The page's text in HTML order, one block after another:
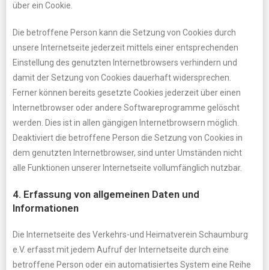
über ein Cookie.
Die betroffene Person kann die Setzung von Cookies durch
unsere Internetseite jederzeit mittels einer entsprechenden
Einstellung des genutzten Internetbrowsers verhindern und
damit der Setzung von Cookies dauerhaft widersprechen.
Ferner können bereits gesetzte Cookies jederzeit über einen
Internetbrowser oder andere Softwareprogramme gelöscht
werden. Dies ist in allen gängigen Internetbrowsern möglich.
Deaktiviert die betroffene Person die Setzung von Cookies in
dem genutzten Internetbrowser, sind unter Umständen nicht
alle Funktionen unserer Internetseite vollumfänglich nutzbar.
4. Erfassung von allgemeinen Daten und
Informationen
Die Internetseite des Verkehrs-und Heimatverein Schaumburg
e.V. erfasst mit jedem Aufruf der Internetseite durch eine
betroffene Person oder ein automatisiertes System eine Reihe